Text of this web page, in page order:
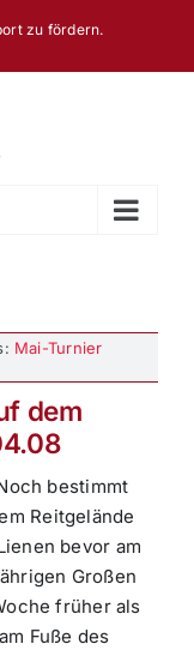
zu fördern.
Mai-Turnier
dem
bestimmt
Reitgelände
bevor am
Großen
früher als
Fuße des